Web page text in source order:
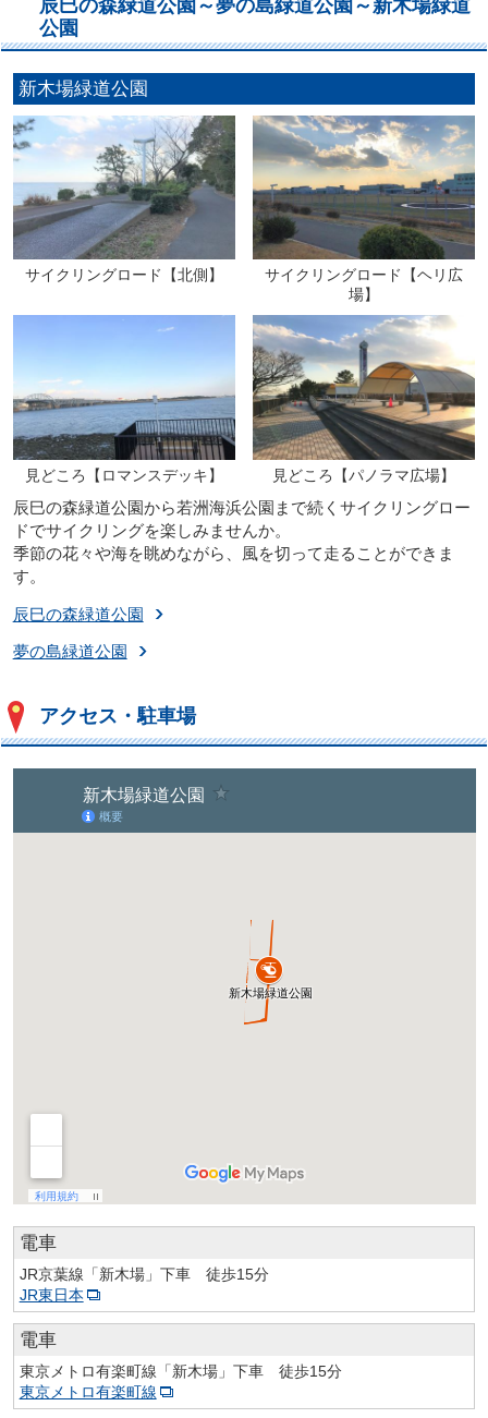
辰巳の森緑道公園～夢の島緑道公園～新木場緑道
公園
新木場緑道公園
サイクリングロード【北側】
サイクリングロード【ヘリ広
場】
見どころ【ロマンスデッキ】 見どころ【パノラマ広場】
辰巳の森緑道公園から若洲海浜公園まで続くサイクリングロー
ドでサイクリングを楽しみませんか。
季節の花々や海を眺めながら、風を切って走ることができま
す。
辰巳の森緑道公園
夢の島緑道公園
アクセス・駐車場
電車
JR京葉線「新木場」下車 徒歩15分
JR東日本
電車
東京メトロ有楽町線「新木場」下車 徒歩15分
東京メトロ有楽町線